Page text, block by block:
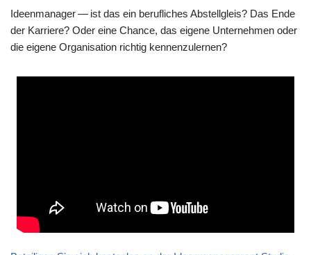
Ideen­ma­na­ger — ist das ein beruf­li­ches Abstell­gleis? Das Ende
der Kar­rie­re? Oder eine Chan­ce, das eige­ne Unter­neh­men oder
die eige­ne Orga­ni­sa­ti­on rich­tig kennenzulernen?